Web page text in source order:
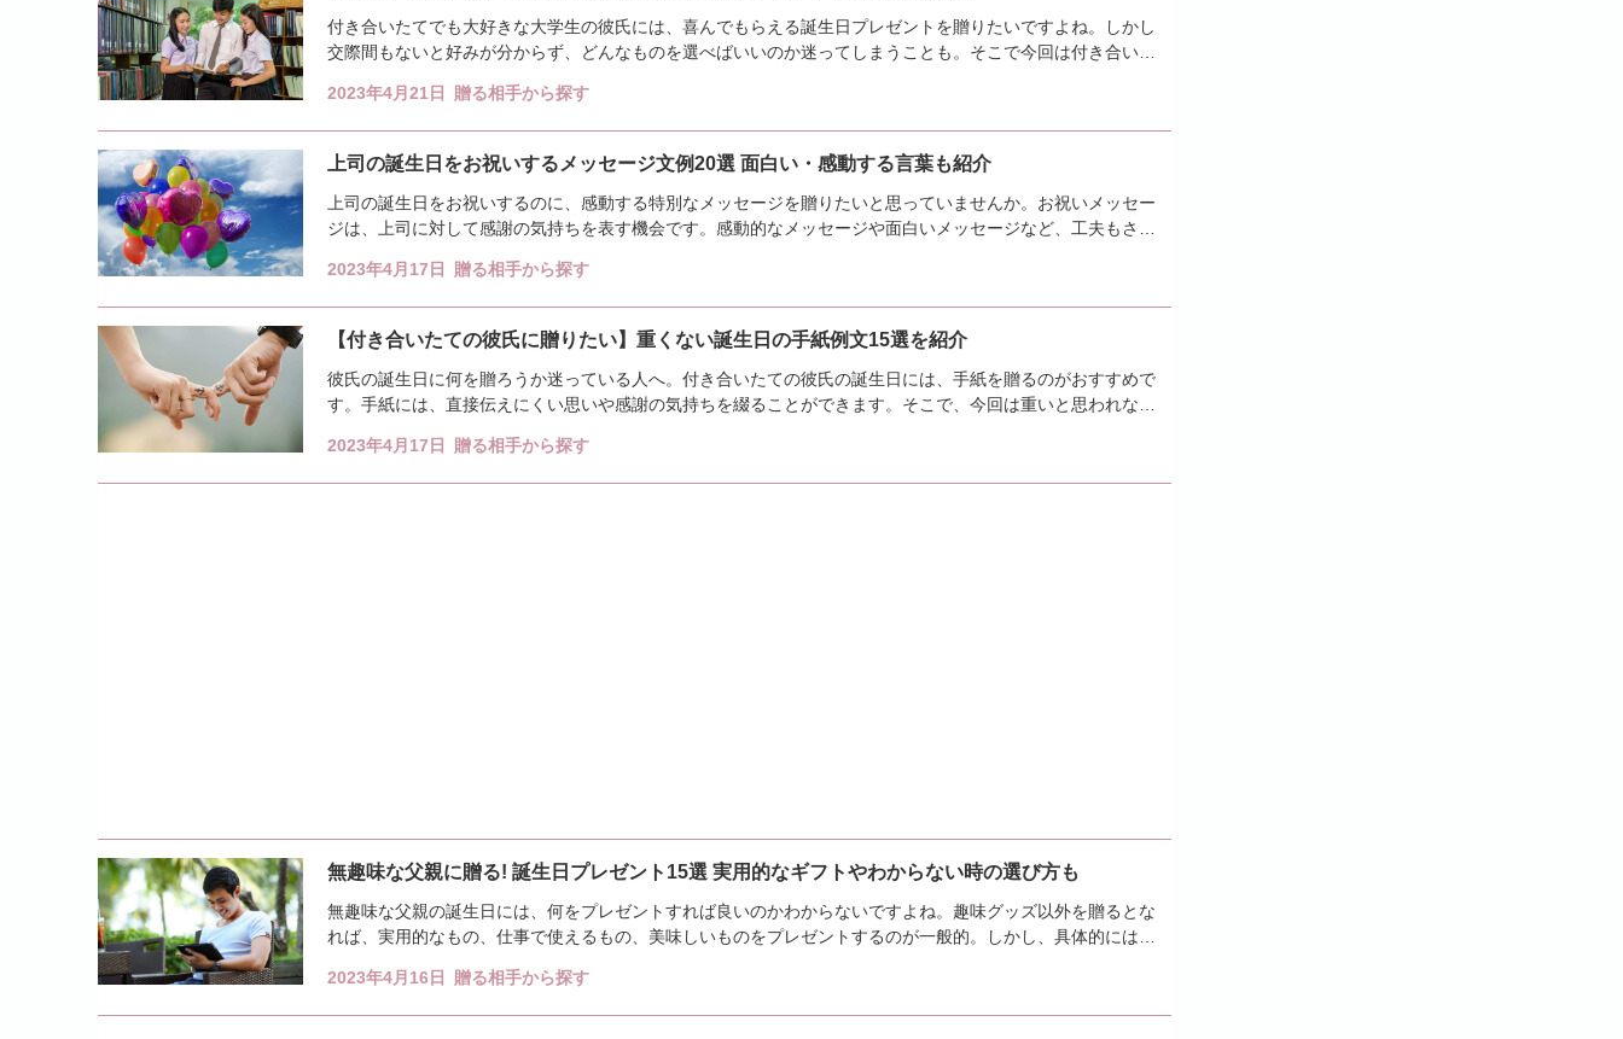
付き合いたてでも大好きな大学生の彼氏には、喜んでもらえる誕生日プレゼントを贈りたいですよね。しかし
交際間もないと好みが分からず、どんなものを選べばいいのか迷ってしまうことも。そこで今回は付き合いた
2023年4月21日 贈る相手から探す
上司の誕生日をお祝いするメッセージ文例20選 面白い・感動する言葉も紹介
上司の誕生日をお祝いするのに、感動する特別なメッセージを贈りたいと思っていませんか。お祝いメッセー
ジは、上司に対して感謝の気持ちを表す機会です。感動的なメッセージや面白いメッセージなど、工夫もさま
2023年4月17日 贈る相手から探す
【付き合いたての彼氏に贈りたい】重くない誕生日の手紙例文15選を紹介
彼氏の誕生日に何を贈ろうか迷っている人へ。付き合いたての彼氏の誕生日には、手紙を贈るのがおすすめで
す。手紙には、直接伝えにくい思いや感謝の気持ちを綴ることができます。そこで、今回は重いと思われない
2023年4月17日 贈る相手から探す
無趣味な父親に贈る! 誕生日プレゼント15選 実用的なギフトやわからない時の選び方も
無趣味な父親の誕生日には、何をプレゼントすれば良いのかわからないですよね。趣味グッズ以外を贈るとな
れば、実用的なもの、仕事で使えるもの、美味しいものをプレゼントするのが一般的。しかし、具体的にはど
2023年4月16日 贈る相手から探す